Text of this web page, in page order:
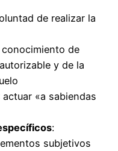
de realizar la
de
y de la
«a sabiendas
:
subjetivos